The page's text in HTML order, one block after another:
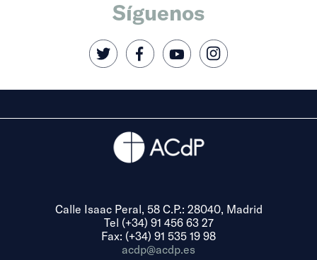
Síguenos
Calle Isaac Peral, 58 C.P.: 28040, Madrid
Tel (+34) 91 456 63 27
Fax: (+34) 91 535 19 98
acdp@acdp.es